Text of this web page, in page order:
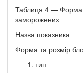
Таблиця 4 — Форма
заморожених
Назва показника
Форма та розмір
тип